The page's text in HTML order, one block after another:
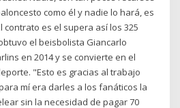
como él y nadie lo hará, es
contrato es el supera así los 325
el beisbolista Giancarlo
en 2014 y se convierte en el
"Esto es gracias al trabajo
mí era darles a los fanáticos la
sin la necesidad de pagar 70